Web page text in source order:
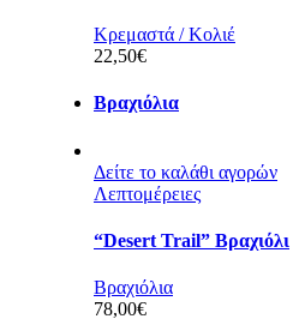
Κρεμαστά / Κολιέ
22,50€
Βραχιόλια
Δείτε το καλάθι αγορών
Λεπτομέρειες
“Desert Trail” Βραχιόλι
Βραχιόλια
78,00€